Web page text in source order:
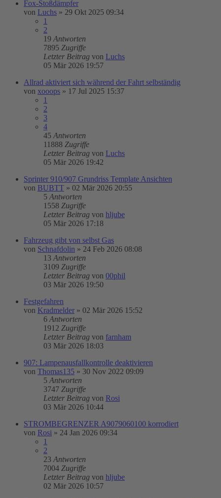
Fox-Stoßdämpfer
von Luchs » 29 Okt 2025 09:34
1
2
19 Antworten
7895 Zugriffe
Letzter Beitrag von Luchs
05 Mär 2026 19:57
Allrad aktiviert sich während der Fahrt selbständig
von xooops » 17 Jul 2025 15:37
1
2
3
4
45 Antworten
11888 Zugriffe
Letzter Beitrag von Luchs
05 Mär 2026 19:42
Sprinter 910/907 Grundriss Template Ansichten
von BUBTT » 02 Mär 2026 20:55
5 Antworten
1558 Zugriffe
Letzter Beitrag von hljube
05 Mär 2026 17:18
Fahrzeug gibt von selbst Gas
von Schnafdolin » 24 Feb 2026 08:08
13 Antworten
3109 Zugriffe
Letzter Beitrag von 00phil
03 Mär 2026 19:50
Festgefahren
von Kradmelder » 02 Mär 2026 15:52
6 Antworten
1912 Zugriffe
Letzter Beitrag von farnham
03 Mär 2026 18:03
907: Lampenausfallkontrolle deaktivieren
von Thomas135 » 30 Nov 2022 09:09
5 Antworten
3747 Zugriffe
Letzter Beitrag von Rosi
03 Mär 2026 10:44
STROMBEGRENZER A9079060100 korrodiert
von Rosi » 24 Jan 2026 09:34
1
2
23 Antworten
7004 Zugriffe
Letzter Beitrag von hljube
02 Mär 2026 10:57